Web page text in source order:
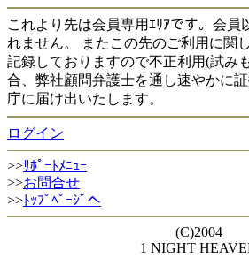
これより先は会員専用ｴﾘｱです。会員
れません。 またこの先のご利用に関
記録しておりますので不正利用(試み
合、弊社顧問弁護士を通し速やかに
庁に届け出いたします。
ログイン
>>ｻﾎﾟｰﾄﾒﾆｭｰ
>>お問合せ
>>ﾄｯﾌﾟﾍﾟｰｼﾞへ
(C)2004
1 NIGHT